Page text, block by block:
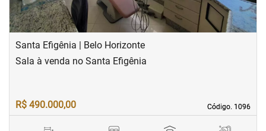
Santa Efigênia | Belo Horizonte
Código. 1096
Código. 1096
Sala à venda no Santa Efigênia
R$ 490.000,00